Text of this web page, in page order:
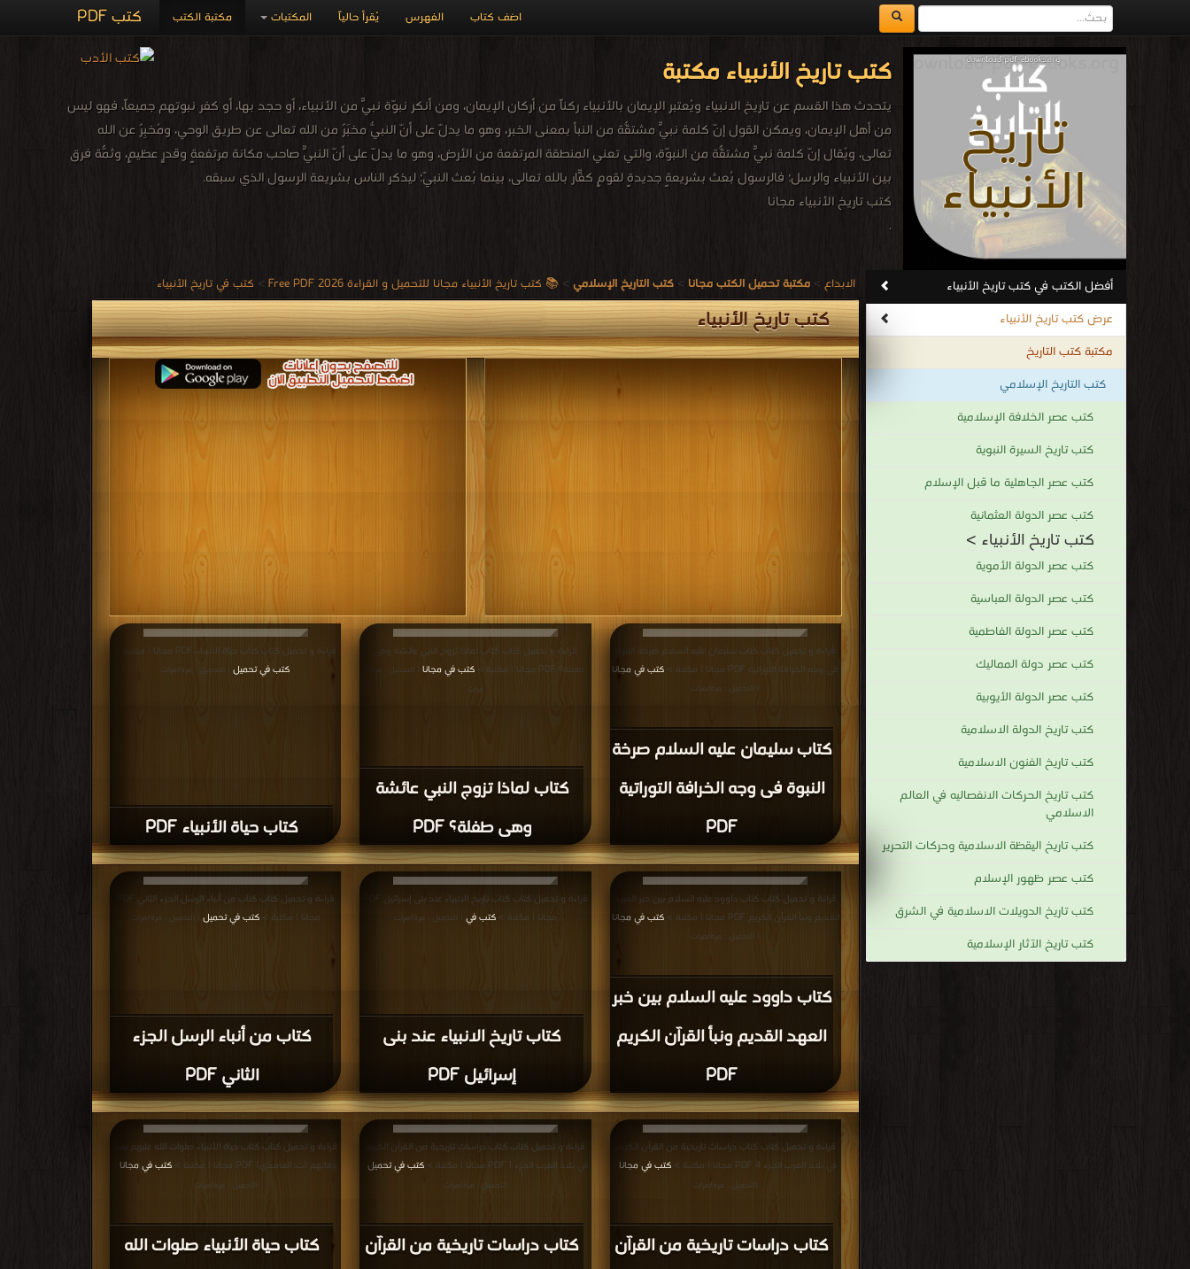
كتب PDF مكتبة الكتب المكتبات يُقرأ حالياً الفهرس اضف كتاب
كتب تاريخ الأنبياء مكتبة
يتحدث هذا القسم عن تاريخ الانبياء ويُعتبر الإيمان بالأنبياء ركناً من أركان الإيمان، ومن أنكر نبوّة نبيٍّ من الأنبياء، أو حجد بها، أو كفر نبوتهم جميعاً، فهو ليس
من أهل الإيمان، ويمكن القول إنّ كلمة نبيٍّ مشتقّةٌ من النبأ بمعنى الخبر، وهو ما يدلّ على أنّ النبيّ مُخبَرٌ من الله تعالى عن طريق الوحي، ومُخبِرٌ عن الله
تعالى، ويُقال إنّ كلمة نبيٍّ مشتقّةٌ من النبوّة، والتي تعني المنطقة المرتفعة من الأرض، وهو ما يدلّ على أنّ النبيّ صاحب مكانةٍ مرتفعةٍ وقدرٍ عظيمٍ، وثمّة فرقٌ
بين الأنبياء والرسل؛ فالرسول بُعث بشريعةٍ جديدةٍ لقومٍ كفّارٍ بالله تعالى، بينما بُعث النبيّ؛ ليذكر الناس بشريعة الرسول الذي سبقه.
كتب تاريخ الأنبياء مجانا
.
أفضل الكتب في كتب تاريخ الأنبياء
عرض كتب تاريخ الأنبياء
مكتبة كتب التاريخ
كتب التاريخ الإسلامي
كتب عصر الخلافة الإسلامية
كتب تاريخ السيرة النبوية
كتب عصر الجاهلية ما قبل الإسلام
كتب عصر الدولة العثمانية
كتب تاريخ الأنبياء >
كتب عصر الدولة الأموية
كتب عصر الدولة العباسية
كتب عصر الدولة الفاطمية
كتب عصر دولة المماليك
كتب عصر الدولة الأيوبية
كتب تاريخ الدولة الاسلامية
كتب تاريخ الفنون الاسلامية
كتب تاريخ الحركات الانفصاليه في العالم
الاسلامي
كتب تاريخ اليقظة الاسلامية وحركات التحرير
كتب عصر ظهور الإسلام
كتب تاريخ الدويلات الاسلامية في الشرق
كتب تاريخ الآثار الإسلامية
الابداع > مكتبة تحميل الكتب مجانا > كتب التاريخ الإسلامي > 📚 كتب تاريخ الأنبياء مجانا للتحميل و القراءة 2026 Free PDF > كتب في تاريخ الأنبياء
كتب تاريخ الأنبياء
كتاب حياة الأنبياء PDF
قراءة و تحميل كتاب كتاب حياة الأنبياء PDF مجانا | مكتبة >
كتب في تحميل
| التحميل : مرة/مرات
كتاب لماذا تزوج النبي عائشة
وهى طفلة؟ PDF
قراءة و تحميل كتاب كتاب لماذا تزوج النبي عائشة وهى
طفلة؟ PDF مجانا | مكتبة >
كتب في مجانا | التحميل : مرة/
مرات
كتاب سليمان عليه السلام صرخة
النبوة فى وجه الخرافة التوراتية
PDF
قراءة و تحميل كتاب كتاب سليمان عليه السلام صرخة النبوة
فى وجه الخرافة التوراتية PDF مجانا | مكتبة >
كتب في مجانا
| التحميل : مرة/مرات
كتاب من أنباء الرسل الجزء
الثاني PDF
مجانا | مكتبة >كتب في تحميل | التحميل : مرة/مرات
كتاب تاريخ الانبياء عند بنى
إسرائيل PDF
مجانا | مكتبة >كتب في | التحميل : مرة/مرات
كتاب داوود عليه السلام بين خبر
العهد القديم ونبأ القرآن الكريم
PDF
قراءة و تحميل كتاب كتاب داوود عليه السلام بين خبر العهد
القديم ونبأ القرآن الكريم PDF مجانا | مكتبة >
كتب في مجانا
| التحميل : مرة/مرات
كتاب حياة الأنبياء صلوات الله
قراءة و تحميل كتاب كتاب حياة الأنبياء صلوات الله عليهم بعد
وفاتهم (ت: الغامدي) PDF مجانا | مكتبة >
كتب في مجانا
التحميل : مرة/مرات
كتاب دراسات تاريخية من القرآن
قراءة و تحميل كتاب كتاب دراسات تاريخية من القرآن الكريم
في بلاد العرب الجزء 1 PDF مجانا | مكتبة >
كتب في تحميل
التحميل : مرة/مرات
كتاب دراسات تاريخية من القرآن
قراءة و تحميل كتاب كتاب دراسات تاريخية من القرآن الكريم
في بلاد العرب الجزء 4 PDF مجانا | مكتبة >
كتب في مجانا
التحميل : مرة/مرات